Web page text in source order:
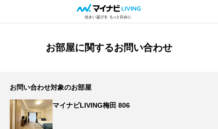
お部屋に関するお問い合わせ
お問い合わせ対象のお部屋
マイナビLIVING梅田 806